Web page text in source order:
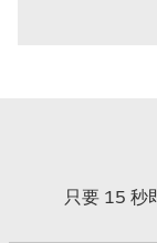
只要 15 秒